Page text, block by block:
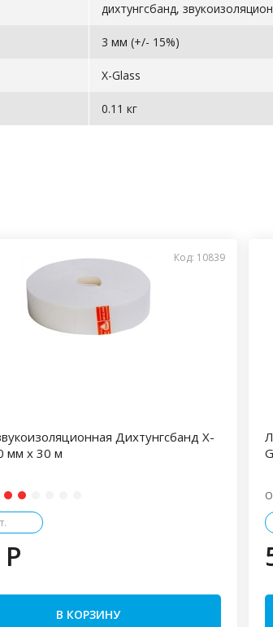
дихтунгсбанд,
3 мм (+/- 15%)
X-Glass
0.11 кг
Код: 10839
Дихтунгсбанд X-
мм х 30 м
В КОРЗИНУ